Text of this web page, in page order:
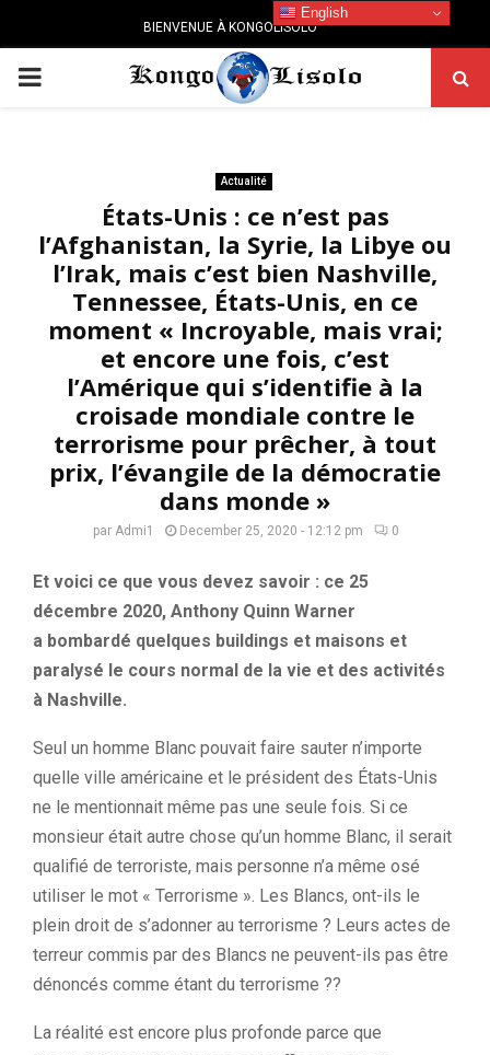
BIENVENUE À KONGOLISOLO
PRIMARY
Actualité
États-Unis : ce n’est pas
l’Afghanistan, la Syrie, la Libye ou
l’Irak, mais c’est bien Nashville,
Tennessee, États-Unis, en ce
moment « Incroyable, mais vrai;
et encore une fois, c’est
l’Amérique qui s’identifie à la
croisade mondiale contre le
terrorisme pour prêcher, à tout
prix, l’évangile de la démocratie
dans monde »
par Admi1 December 25, 2020 - 12:12 pm 0
Et voici ce que vous devez savoir : ce 25
décembre 2020, Anthony Quinn Warner
a bombardé quelques buildings et maisons et
paralysé le cours normal de la vie et des activités
à Nashville.
Seul un homme Blanc pouvait faire sauter n’importe
quelle ville américaine et le président des États-Unis
ne le mentionnait même pas une seule fois. Si ce
monsieur était autre chose qu’un homme Blanc, il serait
qualifié de terroriste, mais personne n’a même osé
utiliser le mot « Terrorisme ». Les Blancs, ont-ils le
plein droit de s’adonner au terrorisme ? Leurs actes de
terreur commis par des Blancs ne peuvent-ils pas être
dénoncés comme étant du terrorisme ??
La réalité est encore plus profonde parce que
English